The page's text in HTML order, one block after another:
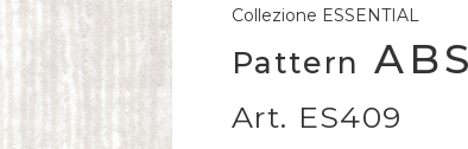
Collezione ESSENTIAL
Pattern
Art. ES409